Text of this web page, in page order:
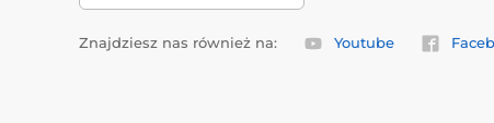
Znajdziesz nas również na: Youtube